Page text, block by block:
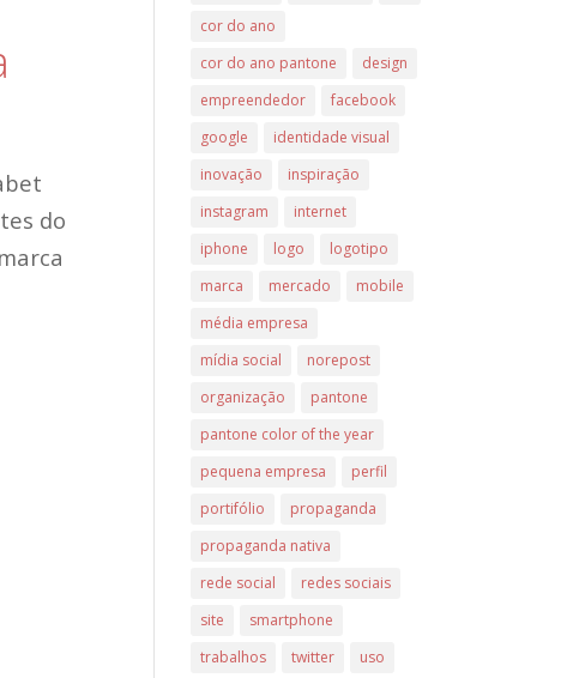
do
cor do ano
cor do ano pantone
design
empreendedor
facebook
google
identidade visual
inovação
inspiração
instagram
internet
iphone
logo
logotipo
marca
mercado
mobile
média empresa
mídia social
norepost
organização
pantone
pantone color of the year
pequena empresa
perfil
portifólio
propaganda
propaganda nativa
rede social
redes sociais
site
smartphone
trabalhos
twitter
uso